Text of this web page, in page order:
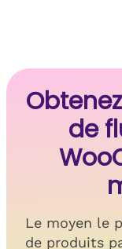
de
Le moyen le
de produits